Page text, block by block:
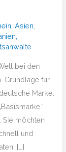
,Asien
bei den
Grundlage für
Marke.
Sie möchten
und
[…]